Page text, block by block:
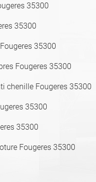
35300
35300
35300
Fougeres 35300
chenille Fougeres 35300
35300
35300
Fougeres 35300